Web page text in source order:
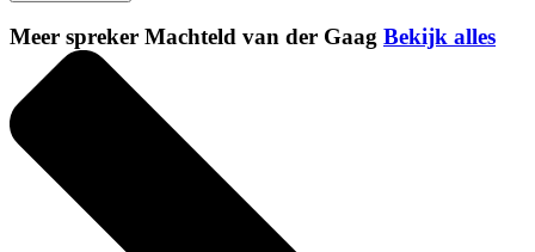
Meer spreker Machteld van der Gaag Bekijk alles